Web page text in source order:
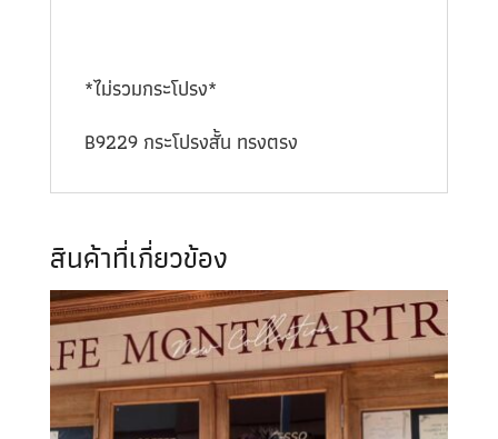
*ไม่รวมกระโปรง*
B9229 กระโปรงสั้น ทรงตรง
สินค้าที่เกี่ยวข้อง